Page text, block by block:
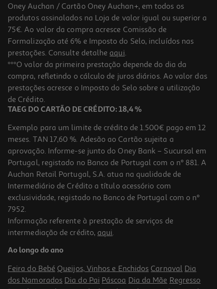
4.4
Comida Húmida Para Gato Auchan Terrina Rico Em Frango 100g
4.9 €/Kg
0,49 €
Comida Húmida Para Gato Auchan Pedaços Em Geleia Com Carne
De Caça 400g
2.47 €/Kg
0,99 €
Oney Auchan / Cartão Oney Auchan+, em todos os
produtos assinalados na Loja de valor igual ou superior a
75€. Ao valor da compra acresce Comissão de
Formalização até 6% e Imposto do Selo, incluídos nas
prestações. Consulte detalhe aqui.
***O valor da primeira prestação depende do dia da
compra, refletindo o cálculo de juros diários. Ao valor das
prestações acresce o Imposto do Selo sobre a utilização
de Crédito.
TAEG DO CARTÃO DE CRÉDITO: 18,4 %
Exemplo para um limite de crédito de 1.500€ pago em 12
meses. TAN 17,60 %. Adesão ao Cartão sujeita a
aprovação. Informe-se junto do Oney Bank – Sucursal em
Portugal, registado no Banco de Portugal com o nº 881. A
Auchan Retail Portugal, S.A. atua na qualidade de
Intermediário de Crédito a título acessório com
exclusividade, registado no Banco de Portugal com o nº
7952.
Informação referente à prestação de serviços de
intermediação de crédito, aqui.
Ao longo do ano
Feira do Bebé Queijos, Vinhos e Enchidos Carnaval Dia
dos Namorados Dia do Pai Páscoa Dia da Mãe Regresso